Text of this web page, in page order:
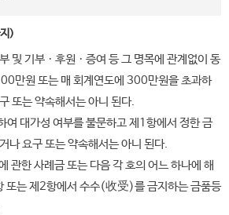
)
및 기부ㆍ후원ㆍ증여 등 그 명목에 관계없이 동
만원 또는 매 회계연도에 300만원을 초과하
또는 약속해서는 아니 된다.
여 대가성 여부를 불문하고 제1항에서 정한 금
나 요구 또는 약속해서는 아니 된다.
관한 사례금 또는 다음 각 호의 어느 하나에 해
또는 제2항에서 수수(收受)를 금지하는 금품등